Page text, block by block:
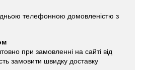
телефонною домовленістю з
при замовленні на сайті від
замовити швидку доставку